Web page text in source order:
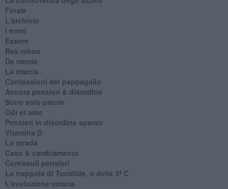
Finale
L'archivio
I nomi
Essere
Res rebus
De mente
La marcia
Confessioni del pappagallo
Ancora pensieri & disordine
Sono solo parole
Odi et amo
Pensieri in disordine sparso
Vitamina D
La strada
Caso & cambiamento
Com'esuli pensieri
La trappola di Tucidide, o della 3ª C
L'evoluzione umana